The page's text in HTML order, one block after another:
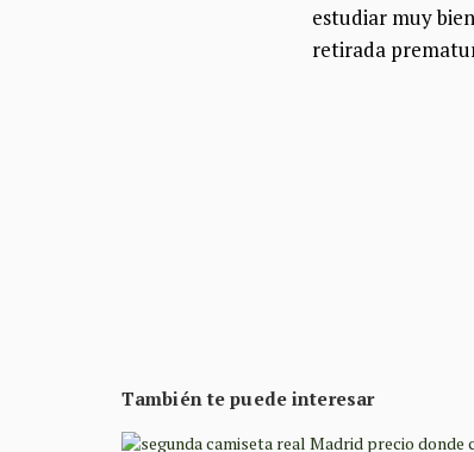
estudiar muy
retirada
También te puede interesar